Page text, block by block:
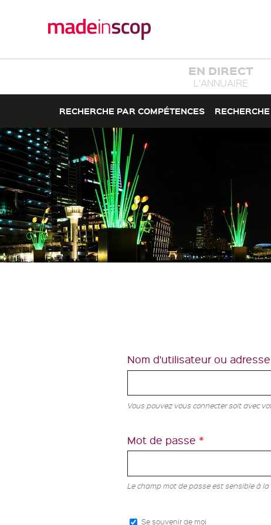
EN DIRECT
L'ANNUAIRE
RECHERCHE PAR COMPÉTENCES
Nom d'utilisateur ou
Vous pouvez vous connecter soit avec
Mot de passe *
Le champ mot de passe est sensible à la
Se souvenir de moi